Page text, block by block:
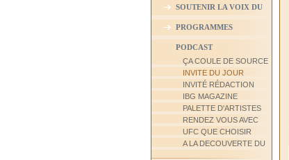
SOUTENIR LA VOIX DU
BEARN
PROGRAMMES
PODCAST
ÇA COULE DE SOURCE
INVITE DU JOUR
INVITÉ RÉDACTION
IBG MAGAZINE
PALETTE D'ARTISTES
RENDEZ VOUS AVEC
UFC QUE CHOISIR
A LA DECOUVERTE DU